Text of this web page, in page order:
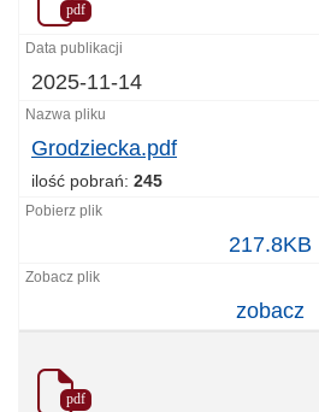
pdf
2025-11-14
Grodziecka.pdf
ilość pobrań: 245
217.8KB
zobacz
pdf